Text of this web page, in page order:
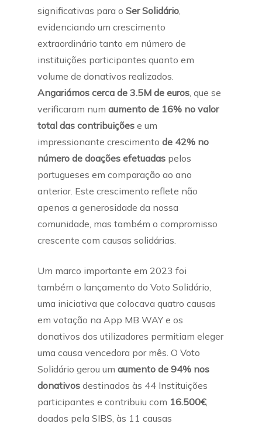
significativas para o Ser Solidário,
evidenciando um crescimento
extraordinário tanto em número de
instituições participantes quanto em
volume de donativos realizados.
Angariámos cerca de 3.5M de euros, que se
verificaram num aumento de 16% no valor
total das contribuições e um
impressionante crescimento de 42% no
número de doações efetuadas pelos
portugueses em comparação ao ano
anterior. Este crescimento reflete não
apenas a generosidade da nossa
comunidade, mas também o compromisso
crescente com causas solidárias.
Um marco importante em 2023 foi
também o lançamento do Voto Solidário,
uma iniciativa que colocava quatro causas
em votação na App MB WAY e os
donativos dos utilizadores permitiam eleger
uma causa vencedora por mês. O Voto
Solidário gerou um aumento de 94% nos
donativos destinados às 44 Instituições
participantes e contribuiu com 16.500€,
doados pela SIBS, às 11 causas